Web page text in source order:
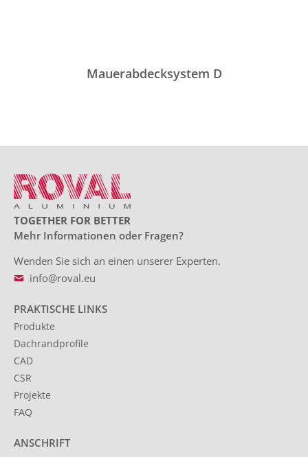
Mauerabdecksystem D
TOGETHER FOR BETTER
Mehr Informationen oder Fragen?
Wenden Sie sich an einen unserer Experten.
info@roval.eu
PRAKTISCHE LINKS
Produkte
Dachrandprofile
CAD
CSR
Projekte
FAQ
ANSCHRIFT